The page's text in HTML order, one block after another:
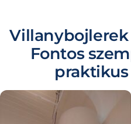
Villanybojlerek
Fontos